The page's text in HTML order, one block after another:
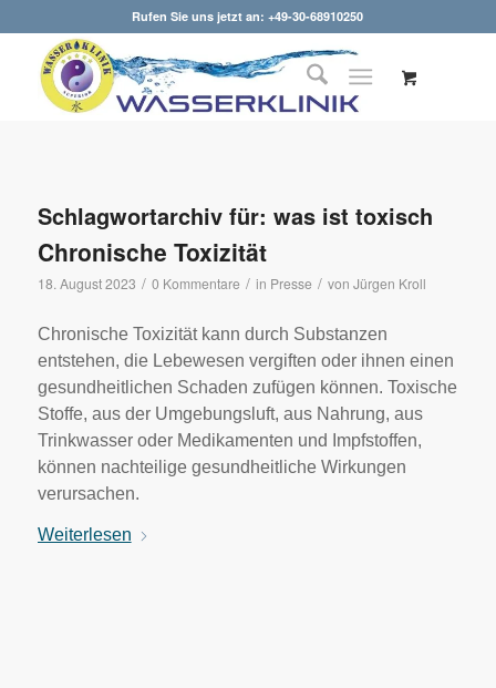
Rufen Sie uns jetzt an: +49-30-68910250
Schlagwortarchiv für: was ist toxisch
Chronische Toxizität
18. August 2023 / 0 Kommentare / in Presse / von Jürgen Kroll
Chronische Toxizität kann durch Substanzen
entstehen, die Lebewesen vergiften oder ihnen einen
gesundheitlichen Schaden zufügen können. Toxische
Stoffe, aus der Umgebungsluft, aus Nahrung, aus
Trinkwasser oder Medikamenten und Impfstoffen,
können nachteilige gesundheitliche Wirkungen
verursachen.
Weiterlesen